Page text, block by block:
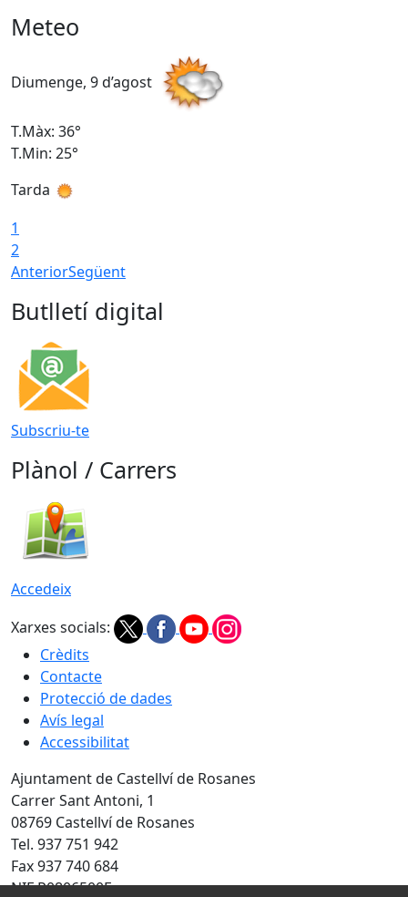
Meteo
Diumenge, 9 d’agost
T.Màx: 36°
T.Min: 25°
Tarda
1
2
AnteriorSegüent
Butlletí digital
Subscriu-te
Plànol / Carrers
Accedeix
Xarxes socials:
Crèdits
Contacte
Protecció de dades
Avís legal
Accessibilitat
Ajuntament de Castellví de Rosanes
Carrer Sant Antoni, 1
08769 Castellví de Rosanes
Tel. 937 751 942
Fax 937 740 684
NIF P0806500E